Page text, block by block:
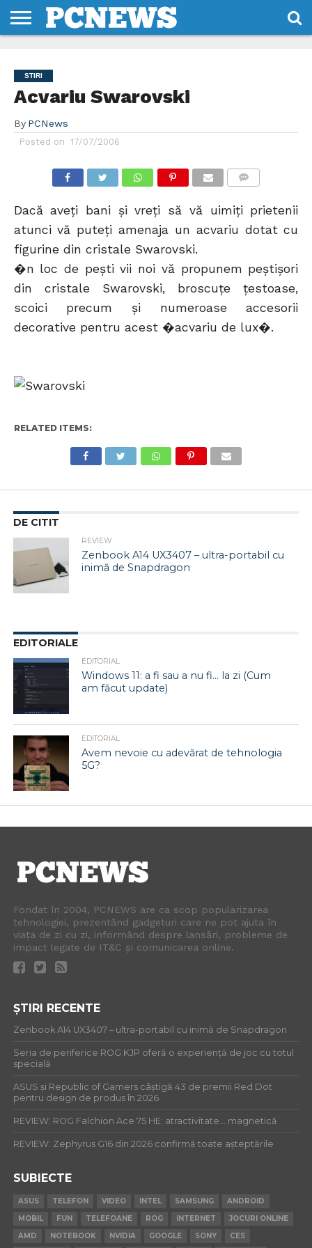
NOI
SI
CONDITII
STIRI
Acvariu Swarovski
By PCNews
Posted on 17/07/2006
Dacă aveţi bani şi vreţi să vă uimiţi prietenii
atunci vă puteţi amenaja un acvariu dotat cu
figurine din cristale Swarovski.
�n loc de peşti vii noi vă propunem peştişori
din cristale Swarovski, broscuţe ţestoase,
scoici precum şi numeroase accesorii
decorative pentru acest �acvariu de lux�.
RELATED ITEMS:
DE CITIT
REVIEW
Zenbook A14 UX3407 – ultra-portabil cu
inimă de Snapdragon
EDITORIALE
EDITORIAL
Windows 11: a fi sau a nu fi… la zi (Cum
am făcut update)
EDITORIAL
Avem nevoie cu adevărat de tehnologia
5G?
Fondat în 2004, PCNEWS are ca scop popularizarea
tehnologiei, prezentând gadgeturi care ne pot ajuta în
viața de zi cu zi, informând despre lansări, probleme de
impact legate de IT&C și comunicarea online.
ȘTIRI RECENTE
Zenbook A14 UX3407 – ultra-portabil cu inimă de Snapdragon
Seria de periferice ROG KJP oferă o experiență de joc cu totul
specială
ASUS și Republic of Gamers câștigă 43 de premii Red Dot
pentru design de produs în 2026
REVIEW: ROG Falchion Ace 75 HE: atractivitate… magnetică
REVIEW: Zephyrus G16 din 2026 confirmă toate așteptările
SUBIECTE
ASUS TELEFON VIDEO INTEL SAMSUNG
ANDROID
MOBIL
FUN TELEFOANE ROG INTERNET
JOCURI ONLINE
AMD
NOTEBOOK NVIDIA GOOGLE SONY CES